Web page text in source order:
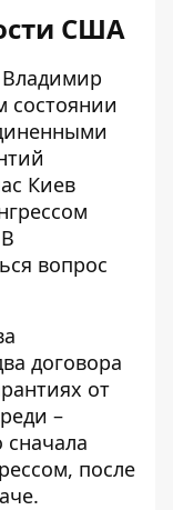
США
состоянии
Киев
вопрос
договора
от
–
после